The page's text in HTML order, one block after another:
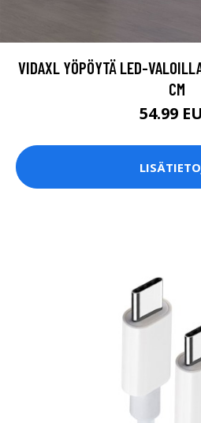
VIDAXL YÖPÖYTÄ LED-
CM
54.99